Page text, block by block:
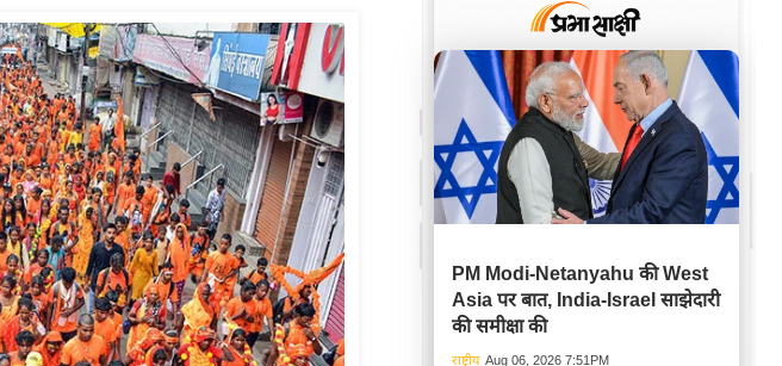
PM Modi-Netanyahu की West
Asia पर बात, India-Israel साझेदारी
की समीक्षा की
राष्ट्रीय Aug 06, 2026 7:51PM